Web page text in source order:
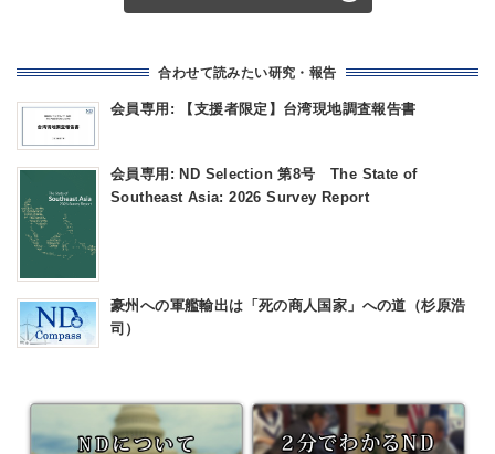
合わせて読みたい研究・報告
会員専用: 【支援者限定】台湾現地調査報告書
会員専用: ND Selection 第8号 The State of
Southeast Asia: 2026 Survey Report
豪州への軍艦輸出は「死の商人国家」への道（杉原浩
司）